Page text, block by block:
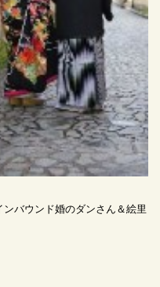
バウンド婚のダンさん＆絵里